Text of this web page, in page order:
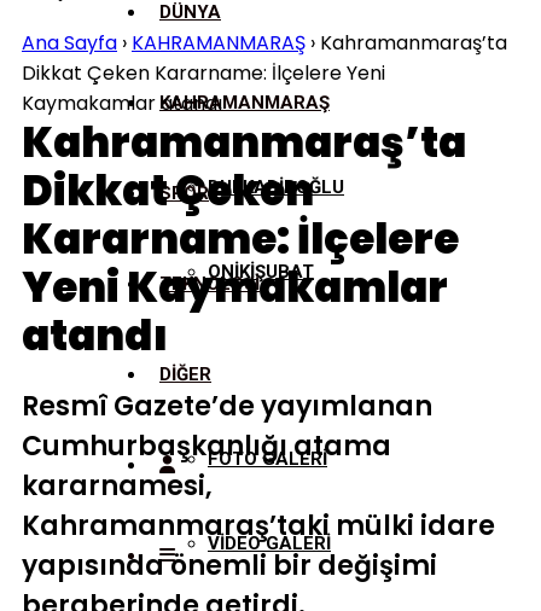
DÜNYA
KAHRAMANMARAŞ
DULKADİROĞLU
ONİKİŞUBAT
SPOR
TEKNOLOJİ
DİĞER
FOTO GALERİ
VİDEO GALERİ
Ana Sayfa › KAHRAMANMARAŞ › Kahramanmaraş’ta
Dikkat Çeken Kararname: İlçelere Yeni
Kaymakamlar atandı
Kahramanmaraş’ta
Dikkat Çeken
Kararname: İlçelere
Yeni Kaymakamlar
atandı
Resmî Gazete’de yayımlanan
Cumhurbaşkanlığı atama
kararnamesi,
Kahramanmaraş’taki mülki idare
yapısında önemli bir değişimi